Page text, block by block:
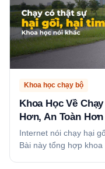
Khoa học chạy bộ
Khoa Học Về
Hơn, An Toàn Hơn
Internet nói chạy hại
Bài này tổng hợp